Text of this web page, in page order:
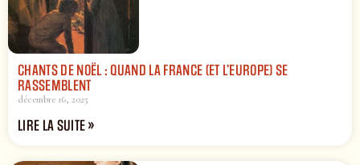
CHANTS DE NOËL : QUAND LA FRANCE (ET L’EUROPE) SE
RASSEMBLENT
décembre 16, 2025
LIRE LA SUITE »